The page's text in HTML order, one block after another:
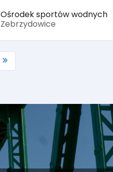
Ośrodek sportów wodnych
Zebrzydowice